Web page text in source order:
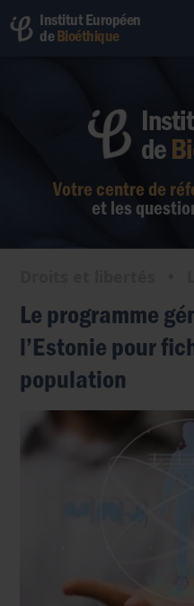
de
Votre centre de
et les
Institut Européen
deBioéthique
Le programme
l’Estonie pour
population